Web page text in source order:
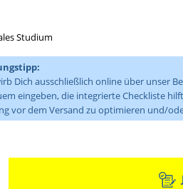
Studium
Dich ausschließlich online über unser
eingeben, die integrierte Checkliste
vor dem Versand zu optimieren und/